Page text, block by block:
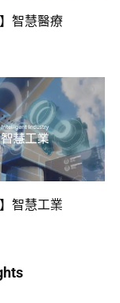
】智慧醫療
】智慧工業